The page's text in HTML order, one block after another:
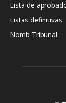
Lista de
Listas definitivas
Nomb Tribunal